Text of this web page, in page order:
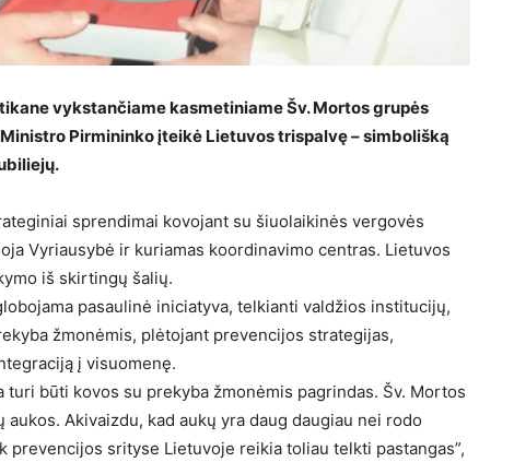
vykstančiame kasmetiniame Šv. Mortos grupės
Pirmininko įteikė Lietuvos trispalvę – simbolišką
sprendimai kovojant su šiuolaikinės vergovės
Vyriausybė ir kuriamas koordinavimo centras. Lietuvos
iš skirtingų šalių.
pasaulinė iniciatyva, telkianti valdžios institucijų,
žmonėmis, plėtojant prevencijos strategijas,
į visuomenę.
turi būti kovos su prekyba žmonėmis pagrindas. Šv. Mortos
Akivaizdu, kad aukų yra daug daugiau nei rodo
prevencijos srityse Lietuvoje reikia toliau telkti pastangas”,